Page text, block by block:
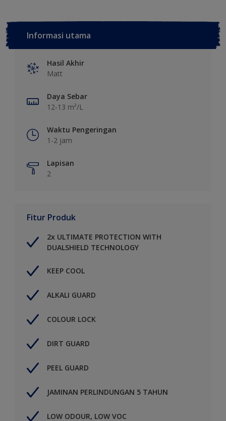
Informasi utama
Hasil Akhir
Matt
Daya Sebar
12-13 m²/L
Waktu Pengeringan
1-2 jam
Lapisan
2
Fitur Produk
2x ULTIMATE PROTECTION WITH
DUALSHIELD TECHNOLOGY
KEEP COOL
ALKALI GUARD
COLOUR LOCK
DIRT GUARD
PEEL GUARD
JAMINAN PERLINDUNGAN 5 TAHUN
LOW ODOUR, LOW VOC